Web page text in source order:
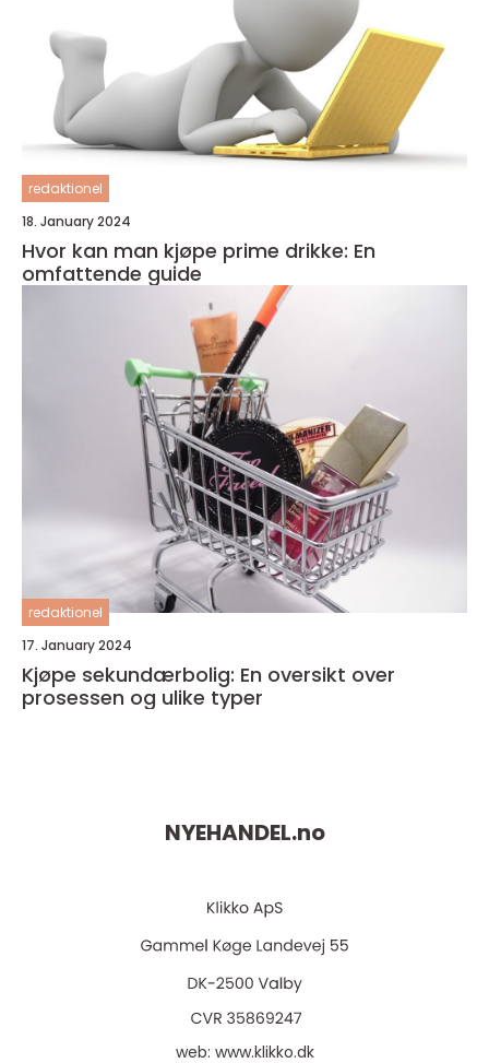
redaktionel
18. January 2024
Hvor kan man kjøpe prime drikke: En
omfattende guide
redaktionel
17. January 2024
Kjøpe sekundærbolig: En oversikt over
prosessen og ulike typer
NYEHANDEL.no
web: www.klikko.dk